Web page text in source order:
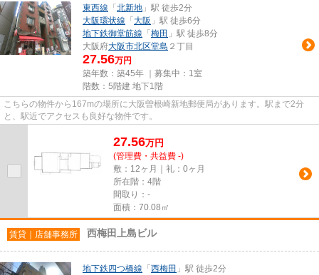
東西線 「 北新地 」駅 徒歩2分
大阪環状線 「 大阪 」駅 徒歩6分
地下鉄御堂筋線 「 梅田 」駅 徒歩8分
大阪府大阪市北区堂島 ２丁目
27.56万円
築年数：築45年 ｜募集中： 1室
階数：5階建 地下1階
こちらの物件から167mの場所に大阪曽根崎新地郵便局があります。駅まで2分
と、駅近でアクセスも良好な物件です。
27.56万円
(管理費・共益費 -)
敷：12ヶ月｜礼：0ヶ月
所在階：4階
間取り：-
面積：70.08㎡
賃貸｜店舗事務所 西梅田上島ビル
地下鉄四つ橋線 「 西梅田 」駅 徒歩2分